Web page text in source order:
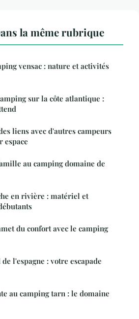
la même rubrique
vensac : nature et activités
sur la côte atlantique :
liens avec d'autres campeurs
espace
au camping domaine de
en rivière : matériel et
du confort avec le camping
l'espagne : votre escapade
au camping tarn : le domaine